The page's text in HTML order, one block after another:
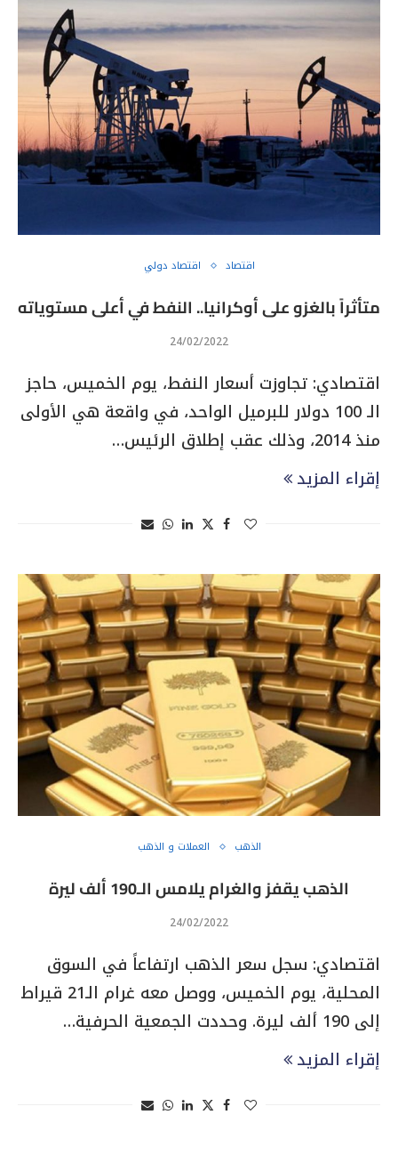
اقتصاد اقتصاد دولي
متأثراً بالغزو على أوكرانيا.. النفط في أعلى مستوياته
24/02/2022
اقتصادي: تجاوزت أسعار النفط، يوم الخميس، حاجز
الـ 100 دولار للبرميل الواحد، في واقعة هي الأولى
منذ 2014، وذلك عقب إطلاق الرئيس…
إقراء المزيد
الذهب العملات و الذهب
الذهب يقفز والغرام يلامس الـ190 ألف ليرة
24/02/2022
اقتصادي: سجل سعر الذهب ارتفاعاً في السوق
المحلية، يوم الخميس، ووصل معه غرام الـ21 قيراط
إلى 190 ألف ليرة. وحددت الجمعية الحرفية…
إقراء المزيد